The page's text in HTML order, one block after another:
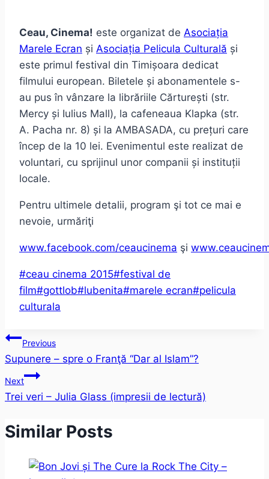
Ceau, Cinema! este organizat de Asociația
Marele Ecran și Asociația Pelicula Culturală și
este primul festival din Timișoara dedicat
filmului european. Biletele şi abonamentele s-
au pus în vânzare la librăriile Cărtureşti (str.
Mercy și Iulius Mall), la cafeneaua Klapka (str.
A. Pacha nr. 8) și la AMBASADA, cu preţuri care
încep de la 10 lei. Evenimentul este realizat de
voluntari, cu sprijinul unor companii și instituții
locale.
Pentru ultimele detalii, program şi tot ce mai e
nevoie, urmăriţi
www.facebook.com/ceaucinema şi
Post
Tags:
#ceau cinema 2015#festival de
film#gottlob#lubenita#marele ecran#pelicula
culturala
Post
navigation
Previous
Supunere – spre o Franţă “Dar al Islam”?
Next
Trei veri – Julia Glass (impresii de lectură)
Similar Posts